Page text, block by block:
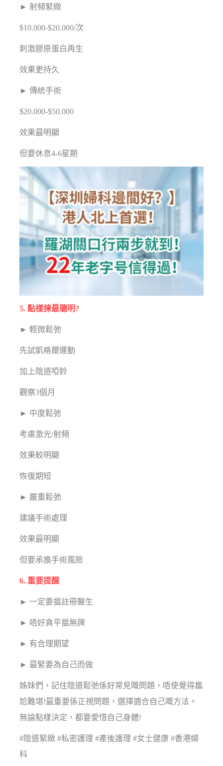
► 射頻緊緻
$10.000-$20.000/次
刺激膠原蛋白再生
效果更持久
► 傳統手術
$20.000-$50.000
效果最明顯
但要休息4-6星期
5. 點樣揀最聰明?
► 輕微鬆弛
先試凱格爾運動
加上陰道啞鈴
觀察3個月
► 中度鬆弛
考慮激光/射頻
效果較明顯
恢復期短
► 嚴重鬆弛
建議手術處理
效果最明顯
但要承擔手術風險
6. 重要提醒
► 一定要揾註冊醫生
► 唔好貪平揾無牌
► 有合理期望
► 最緊要為自己而做
姊妹們，記住陰道鬆弛係好常見嘅問題，唔使覺得尷
尬難堪!最重要係正視問題，選擇適合自己嘅方法。
無論點樣決定，都要愛惜自己身體!
#陰道緊緻 #私密護理 #產後護理 #女士健康 #香港婦
科